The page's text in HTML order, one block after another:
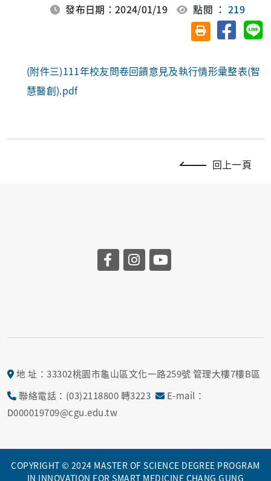
發布日期：2024/01/19 點閱 ：219
友善列印(另開視
分享至
(附件三)111年校友問卷回饋意見及執行情形彚整表(智
慧醫創).pdf
回上一頁
地 址：33302桃園市龜山區文化一路259號 管理大樓7樓B區
聯絡電話：(03)2118800 轉3223
E-mail：
D000019709@cgu.edu.tw
COPYRIGHT © 2024 MASTER OF SCIENCE DEGREE PROGRAM
IN INNOVATION FOR SMART MEDICINE CHANG GUNG